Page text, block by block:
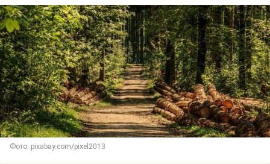
Фото: pixabay.com/pixel2013